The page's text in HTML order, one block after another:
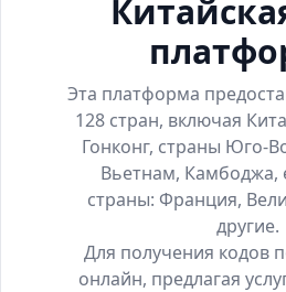
Эта платформа
128 стран, включая
Гонконг, страны Юго-
Вьетнам, Камбоджа,
страны: Франция,
другие.
Для получения кодов
онлайн, предлагая